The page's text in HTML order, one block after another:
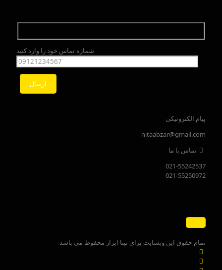
شماره تماس خود را وارد کنید
پیام الکترونیکی
nitaabzar@gmail.com
تماس با ما
021-55242537
021-55250972
تمام حقوق این وبسایت برای نیتا ابزار محفوظ می باشد